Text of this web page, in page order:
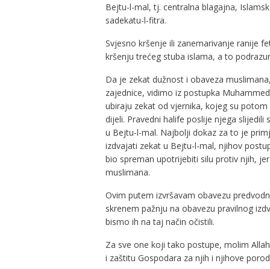
Bejtu-l-mal, tj. centralna blagajna,
sadekatu-l-fitra.
Svjesno kršenje ili zanemarivanje ranije
kršenju trećeg stuba islama, a to
Da je zekat dužnost i obaveza
zajednice, vidimo iz postupka
ubiraju zekat od vjernika, kojeg su
dijeli. Pravedni halife poslije njega
u Bejtu-l-mal. Najbolji dokaz za to je
izdvajati zekat u Bejtu-l-mal, njihov
bio spreman upotrijebiti silu protiv njih,
muslimana.
Ovim putem izvršavam obavezu
skrenem pažnju na obavezu pravilnog
bismo ih na taj način očistili.
Za sve one koji tako postupe, molim
i zaštitu Gospodara za njih i njihove